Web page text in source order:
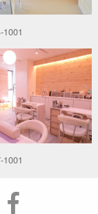
1001
1001